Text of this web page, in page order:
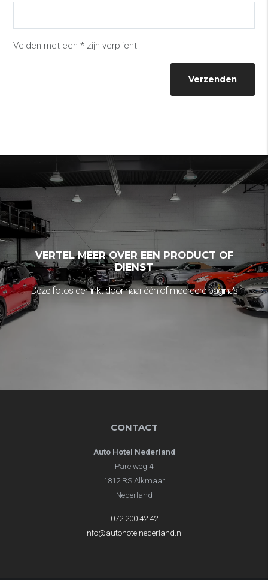
Velden met een * zijn verplicht
Verzenden
VERTEL MEER OVER EEN PRODUCT OF
DIENST
Deze fotoslider linkt door naar één of meerdere pagina's
CONTACT
Auto Hotel Nederland
Parelweg 4
1812 RS Alkmaar
Nederland
072 200 42 42
info@autohotelnederland.nl